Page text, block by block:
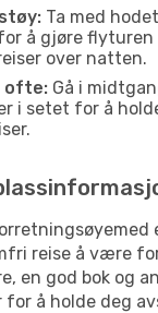
Ta med
å gjøre
over natten.
ofte: Gå i
i setet for å
reise å være
en god bok og
å holde deg